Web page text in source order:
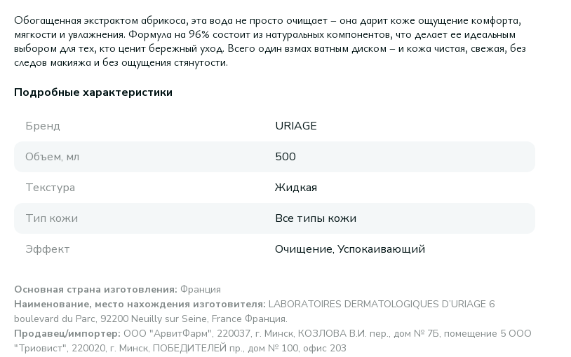
Обогащенная экстрактом абрикоса, эта вода не просто очищает – она дарит коже ощущение комфорта,
мягкости и увлажнения. Формула на 96% состоит из натуральных компонентов, что делает ее идеальным
выбором для тех, кто ценит бережный уход. Всего один взмах ватным диском – и кожа чистая, свежая, без
следов макияжа и без ощущения стянутости.
Подробные характеристики
Бренд
URIAGE
Объем, мл
500
Текстура
Жидкая
Тип кожи
Все типы кожи
Эффект
Очищение, Успокаивающий
Основная страна изготовления: Франция
Наименование, место нахождения изготовителя: LABORATOIRES DERMATOLOGIQUES D’URIAGE 6
boulevard du Parc, 92200 Neuilly sur Seine, France Франция.
Продавец/импортер: ООО "АрвитФарм", 220037, г. Минск, КОЗЛОВА В.И. пер., дом № 7Б, помещение 5 ООО
"Триовист", 220020, г. Минск, ПОБЕДИТЕЛЕЙ пр., дом № 100, офис 203